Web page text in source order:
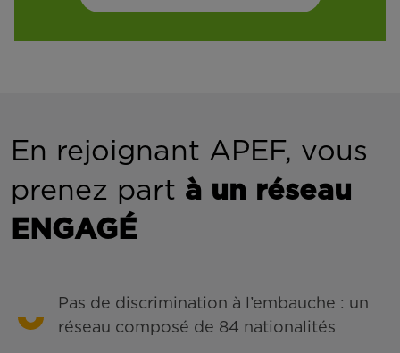
En rejoignant APEF, vous
prenez part à un réseau
ENGAGÉ
Pas de discrimination à l’embauche : un
réseau composé de 84 nationalités